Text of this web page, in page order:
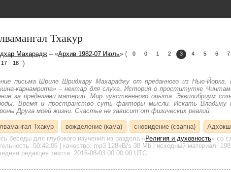
Тхакур
Махарадж – «Архив 1982-07 Июль» ( 0 0 1 2 3 4 5 6 7
17
18 )
письма Шриле Шридхару Махараджу от преданного из Нью-Йорка.
карнамрита» – нектар для слуха. История о проститутке
за пределами материи. Мир чувственного опыта. Эквилибриум
Время и пространство суть факторы мысли. Искать Владыку
Друга моей жизни. Счастье не зависит от физических реалий.
Тхакур вожделение (кама) сновидение (свапна)
беседы для глубокого изучения из раздела «Религия и духовность» со
00:42:06 | качество: mp3 128kB/s 38 Mb | исходный материал:
редакция текста: 2016-08-03 00:00:00 UTC